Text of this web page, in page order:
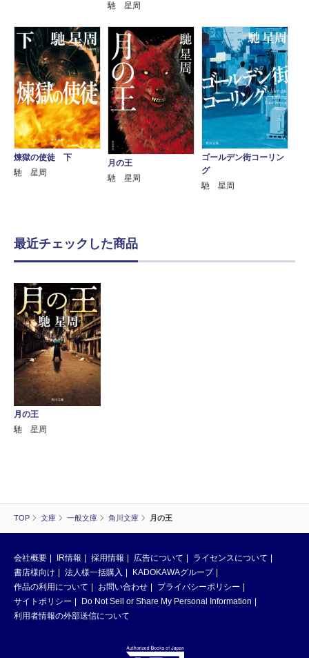
TOP 文庫 一般文庫 角川文庫 月の王
馳 星周
煉獄の使徒 下
馳 星周
月の王
馳 星周
ゴールデン街コーリン
グ
馳 星周
最近チェックした商品
月の王
馳 星周
会社概要 IR情報 採用情報 広告について
ライセンスについて
書店様向け
法人様一括購入
KADOKAWAグループ
作品の利用について
お問い合わせ
プライバシーポリシー
サイトポリシー
Do Not Sell or Share My Personal Information
利用者情報の外部送信について